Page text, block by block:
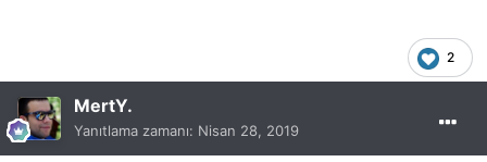
2
MertY.
Yanıtlama zamanı: Nisan 28, 2019